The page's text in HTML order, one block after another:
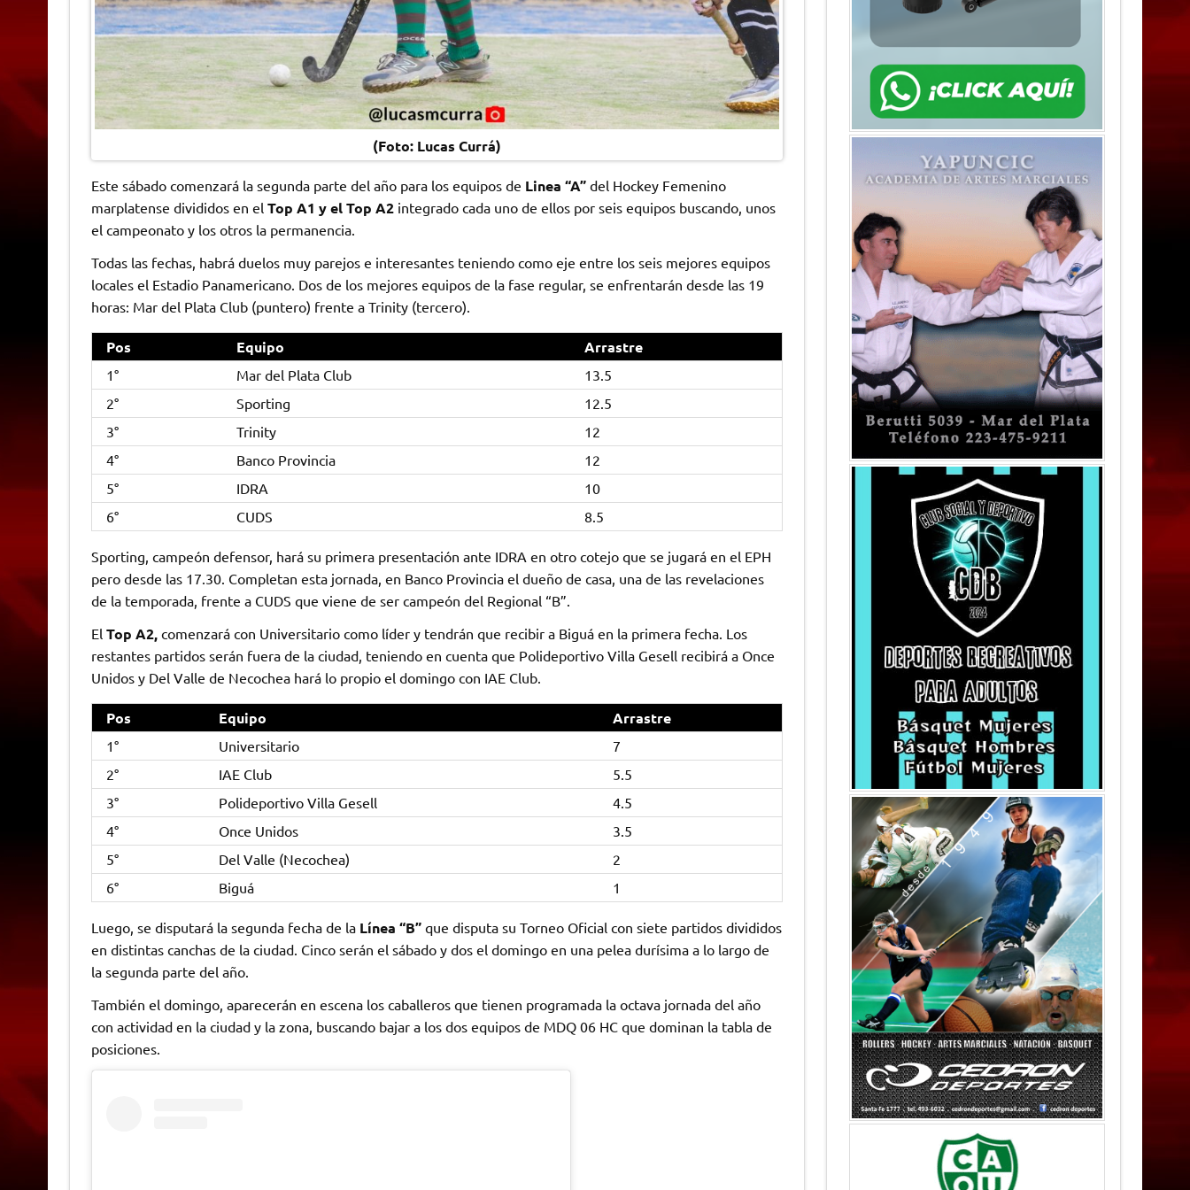
(Foto: Lucas Currá)
Este sábado comenzará la segunda parte del año para los equipos de Linea “A”del Hockey Femenino
marplatense divididos en el Top A1 y el Top A2 integrado cada uno de ellos por seis equipos buscando, unos
el campeonato y los otros la permanencia.
Todas las fechas, habrá duelos muy parejos e interesantes teniendo como eje entre los seis mejores equipos
locales el Estadio Panamericano. Dos de los mejores equipos de la fase regular, se enfrentarán desde las 19
horas: Mar del Plata Club (puntero) frente a Trinity (tercero).
Pos Equipo Arrastre
1° Mar del Plata Club
13.5
2°
Sporting
12.5
3°
Trinity
12
4°
Banco Provincia
12
5°
IDRA
10
6°
CUDS 8.5
Sporting, campeón defensor, hará su primera presentación ante IDRA en otro cotejo que se jugará en el EPH
pero desde las 17.30. Completan esta jornada, en Banco Provincia el dueño de casa, una de las revelaciones
de la temporada, frente a CUDS que viene de ser campeón del Regional “B”.
ElTop A2, comenzará con Universitario como líder y tendrán que recibir a Biguá en la primera fecha. Los
restantes partidos serán fuera de la ciudad, teniendo en cuenta que Polideportivo Villa Gesell recibirá a Once
Unidos y Del Valle de Necochea hará lo propio el domingo con IAE Club.
Pos Equipo Arrastre
1° Universitario
7
2°
IAE Club
5.5
3°
Polideportivo Villa Gesell
4.5
4°
Once Unidos
3.5
5°
Del Valle (Necochea)
2
6°
Biguá 1
Luego, se disputará la segunda fecha de la Línea “B”que disputa su Torneo Oficial con siete partidos divididos
en distintas canchas de la ciudad. Cinco serán el sábado y dos el domingo en una pelea durísima a lo largo de
la segunda parte del año.
También el domingo, aparecerán en escena los caballeros que tienen programada la octava jornada del año
con actividad en la ciudad y la zona, buscando bajar a los dos equipos de MDQ 06 HC que dominan la tabla de
posiciones.